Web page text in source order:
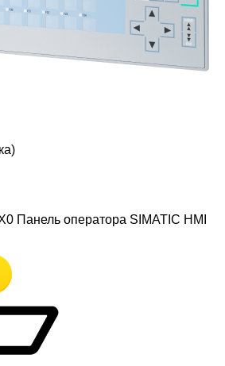
Панель оператора SIMATIC HMI